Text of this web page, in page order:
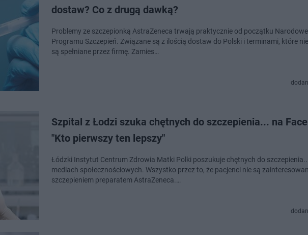
dostaw? Co z drugą dawką?
Problemy ze szczepionką AstraZeneca trwają praktycznie od początku
Programu Szczepień. Związane są z ilością dostaw do Polski i terminami, które
są spełniane przez firmę. Zamies…
Szpital z Łodzi szuka chętnych do szczepienia... na
"Kto pierwszy ten lepszy"
Łódzki Instytut Centrum Zdrowia Matki Polki poszukuje chętnych do
mediach społecznościowych. Wszystko przez to, że pacjenci nie są
szczepieniem preparatem AstraZeneca.…